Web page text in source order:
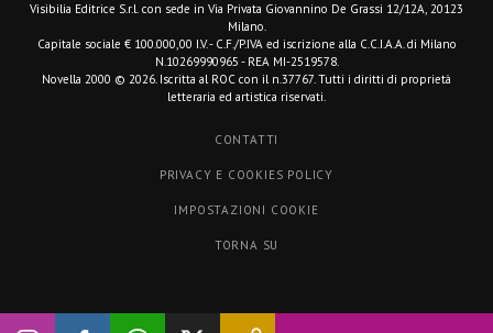
Visibilia Editrice S.r.l. con sede in Via Privata Giovannino De Grassi 12/12A, 20123
Milano.
Capitale sociale € 100.000,00 I.V. - C.F./P.IVA ed iscrizione alla C.C.I.A.A. di Milano
N.10269990965 - REA MI-2519578.
Novella 2000 © 2026. Iscritta al ROC con il n.37767. Tutti i diritti di proprietà
letteraria ed artistica riservati.
CONTATTI
PRIVACY E COOKIES POLICY
IMPOSTAZIONI COOKIE
TORNA SU